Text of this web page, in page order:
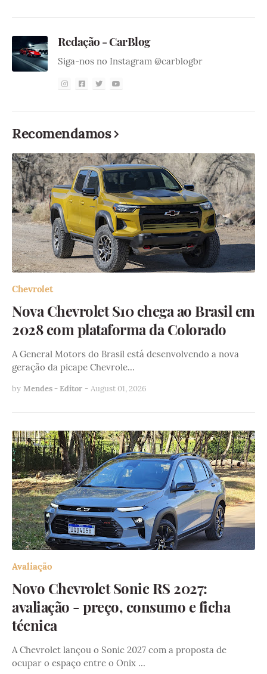
Redação - CarBlog
Siga-nos no Instagram @carblogbr
Recomendamos
Chevrolet
Nova Chevrolet S10 chega ao Brasil em
2028 com plataforma da Colorado
A General Motors do Brasil está desenvolvendo a nova
geração da picape Chevrole…
by Mendes - Editor - August 01, 2026
Avaliação
Novo Chevrolet Sonic RS 2027:
avaliação - preço, consumo e ficha
técnica
A Chevrolet lançou o Sonic 2027 com a proposta de
ocupar o espaço entre o Onix …